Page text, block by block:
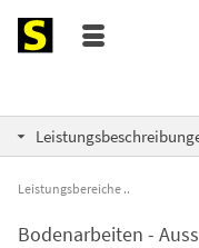
Leistungsbereiche
Bodenarbeiten -